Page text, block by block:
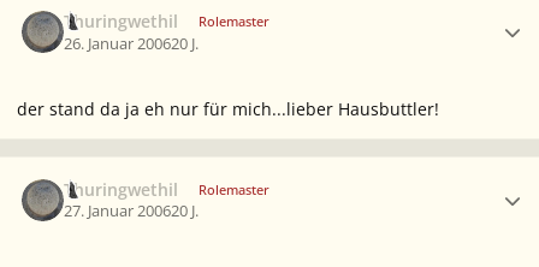
Thuringwethil Rolemaster
26. Januar 200620 J.
der stand da ja eh nur für mich...lieber Hausbuttler!
Thuringwethil Rolemaster
27. Januar 200620 J.